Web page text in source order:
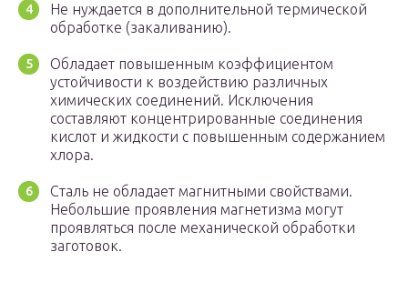
Не нуждается в дополнительной термической
обработке (закаливанию).
Обладает повышенным коэффициентом
устойчивости к воздействию различных
химических соединений. Исключения
составляют концентрированные соединения
кислот и жидкости с повышенным содержанием
хлора.
Сталь не обладает магнитными свойствами.
Небольшие проявления магнетизма могут
проявляться после механической обработки
заготовок.